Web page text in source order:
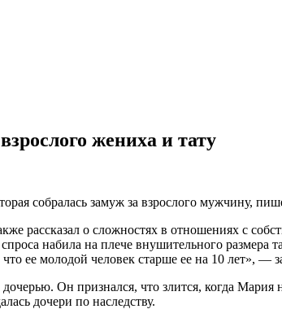
жениха и тату
собралась замуж за взрослого мужчину,
рассказал о сложностях в отношениях с
набила на плече внушительного размера
ее молодой человек старше ее на 10 лет», —
Он признался, что злится, когда Мария
дочери по наследству.